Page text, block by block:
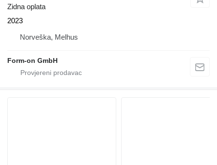
Zidna oplata
2023
Norveška, Melhus
Form-on GmbH